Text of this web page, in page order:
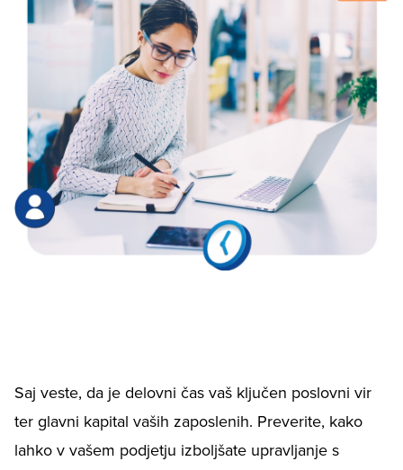
Saj veste, da je delovni čas vaš ključen poslovni vir
ter glavni kapital vaših zaposlenih. Preverite, kako
lahko v vašem podjetju izboljšate upravljanje s